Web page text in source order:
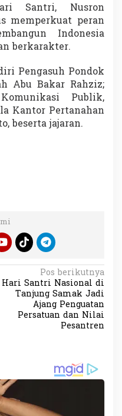
Santri, Nusron
memperkuat peran
Indonesia
berkarakter.
Pengasuh Pondok
Abu Bakar Rahziz;
Publik,
Kantor Pertanahan
beserta jajaran.
Pos berikutnya
Hari Santri Nasional di
Tanjung Samak Jadi
Ajang Penguatan
Persatuan dan Nilai
Pesantren